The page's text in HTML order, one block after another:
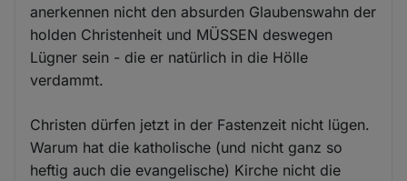
anerkennen nicht den absurden Glaubenswahn der
holden Christenheit und MÜSSEN deswegen
Lügner sein - die er natürlich in die Hölle
verdammt.
Christen dürfen jetzt in der Fastenzeit nicht lügen.
Warum hat die katholische (und nicht ganz so
heftig auch die evangelische) Kirche nicht die